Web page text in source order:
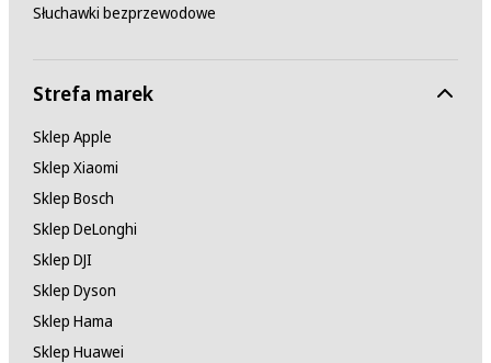
Słuchawki bezprzewodowe
Strefa marek
Sklep Apple
Sklep Xiaomi
Sklep Bosch
Sklep DeLonghi
Sklep DJI
Sklep Dyson
Sklep Hama
Sklep Huawei